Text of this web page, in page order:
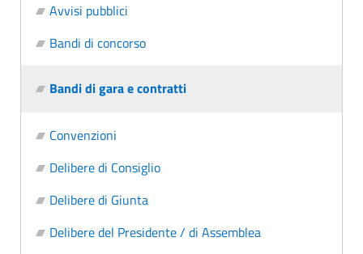
Avvisi pubblici
Bandi di concorso
Bandi di gara e contratti
Convenzioni
Delibere di Consiglio
Delibere di Giunta
Delibere del Presidente / di Assemblea